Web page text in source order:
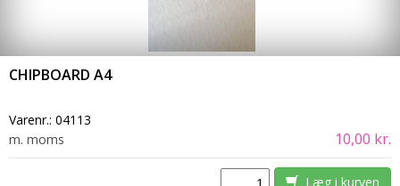
CHIPBOARD A4
Varenr.: 04113
m. moms
10,00 kr.
Læg i kurven